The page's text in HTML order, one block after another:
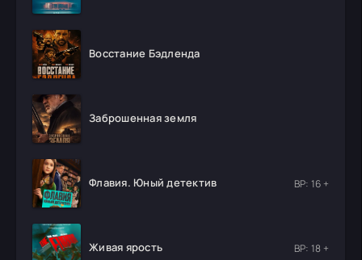
Восстание Бэдленда
Заброшенная земля
Флавия. Юный детектив ВР: 16 +
Живая ярость ВР: 18 +